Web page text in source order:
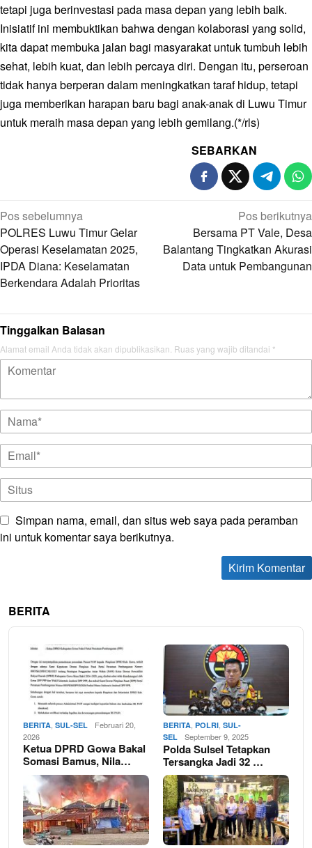
tetapi juga berinvestasi pada masa depan yang lebih baik.
Inisiatif ini membuktikan bahwa dengan kolaborasi yang solid,
kita dapat membuka jalan bagi masyarakat untuk tumbuh lebih
sehat, lebih kuat, dan lebih percaya diri. Dengan itu, perseroan
tidak hanya berperan dalam meningkatkan taraf hidup, tetapi
juga memberikan harapan baru bagi anak-anak di Luwu Timur
untuk meraih masa depan yang lebih gemilang.(*/rls)
SEBARKAN
Navigasi
pos
Pos sebelumnya
POLRES Luwu Timur Gelar
Operasi Keselamatan 2025,
IPDA Diana: Keselamatan
Berkendara Adalah Prioritas
Pos berikutnya
Bersama PT Vale, Desa
Balantang Tingkatkan Akurasi
Data untuk Pembangunan
Tinggalkan Balasan
Alamat email Anda tidak akan dipublikasikan. Ruas yang wajib ditandai *
Simpan nama, email, dan situs web saya pada peramban
ini untuk komentar saya berikutnya.
BERITA
BERITA SUL-SEL
Februari 20,
2026
Ketua DPRD Gowa Bakal
Somasi Bamus, Nila…
BERITA POLRI SUL-
SEL
September 9, 2025
Polda Sulsel Tetapkan
Tersangka Jadi 32 …